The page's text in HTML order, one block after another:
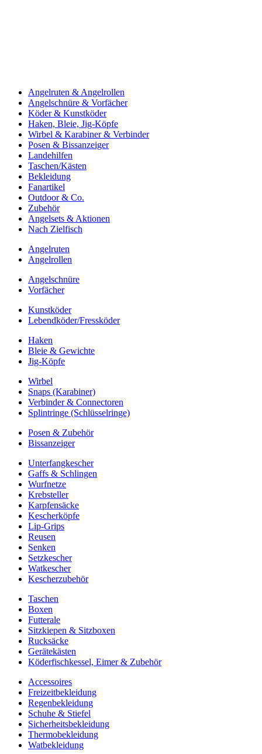
Angelruten & Angelrollen
Angelschnüre & Vorfächer
Köder & Kunstköder
Haken, Bleie, Jig-Köpfe
Wirbel & Karabiner & Verbinder
Posen & Bissanzeiger
Landehilfen
Taschen/Kästen
Bekleidung
Fanartikel
Outdoor & Co.
Zubehör
Angelsets & Aktionen
Nach Zielfisch
Angelruten
Angelrollen
Angelschnüre
Vorfächer
Kunstköder
Lebendköder/Fressköder
Haken
Bleie & Gewichte
Jig-Köpfe
Wirbel
Snaps (Karabiner)
Verbinder & Connectoren
Splintringe (Schlüsselringe)
Posen & Zubehör
Bissanzeiger
Unterfangkescher
Gaffs & Schlingen
Wurfnetze
Krebsteller
Karpfensäcke
Kescherköpfe
Lip-Grips
Reusen
Senken
Setzkescher
Watkescher
Kescherzubehör
Taschen
Boxen
Futterale
Sitzkiepen & Sitzboxen
Rucksäcke
Gerätekästen
Köderfischkessel, Eimer & Zubehör
Accessoires
Freizeitbekleidung
Regenbekleidung
Schuhe & Stiefel
Sicherheitsbekleidung
Thermobekleidung
Watbekleidung